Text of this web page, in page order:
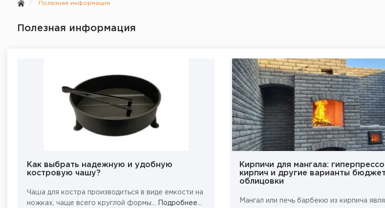
Полезная информация
Полезная информация
Как выбрать надежную и удобную
костровую чашу?
Чаша для костра производиться в виде емкости на
ножках, чаще всего круглой формы...
Подробнее...
Кирпичи для мангала:
кирпич и другие варианты
облицовки
Мангал или печь барбекю из кирпича